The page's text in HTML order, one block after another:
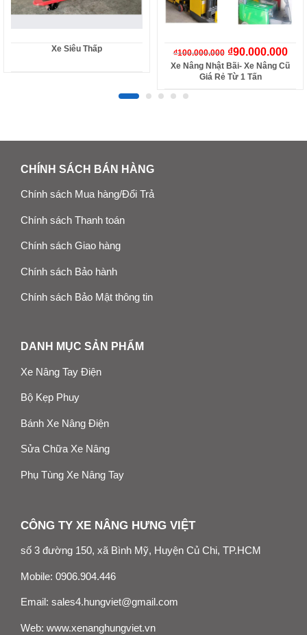
Xe Siêu Thấp ₫100.000.000 ₫90.000.000
Xe Nâng Nhật Bãi- Xe Nâng Cũ
Giá Rẻ Từ 1 Tấn
CHÍNH SÁCH BÁN HÀNG
Chính sách Mua hàng/Đổi Trả
Chính sách Thanh toán
Chính sách Giao hàng
Chính sách Bảo hành
Chính sách Bảo Mật thông tin
DANH MỤC SẢN PHẨM
Xe Nâng Tay Điện
Bộ Kẹp Phuy
Bánh Xe Nâng Điện
Sửa Chữa Xe Nâng
Phụ Tùng Xe Nâng Tay
CÔNG TY XE NÂNG HƯNG VIỆT
số 3 đường 150, xã Bình Mỹ, Huyện Củ Chi, TP.HCM
Mobile: 0906.904.446
Email: sales4.hungviet@gmail.com
Web: www.xenanghungviet.vn